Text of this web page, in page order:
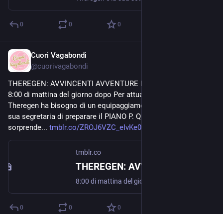
0 0 0
Cuori Vagabondi
@cuorivagabondi
THEREGEN: AVVINCENTI AVVENTURE Episodio 2 "Piano P" -
8:00 di mattina del giorno dopo Per attuare la sua vendetta
Theregen ha bisogno di un equipaggiamento, così ordina alla
sua segretaria di preparare il PIANO P. Quest’ultima si
sorprende... tmblr.co/ZROJ6VZC_eIvKe00
tmblr.co
0 0 0